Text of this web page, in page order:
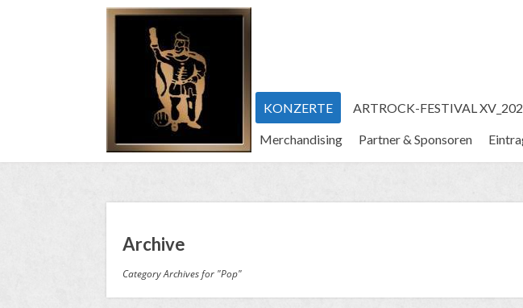
KONZERTE ARTROCK-FESTIVAL
Merchandising Partner & Sponsoren
Archive
Category Archives for "Pop"